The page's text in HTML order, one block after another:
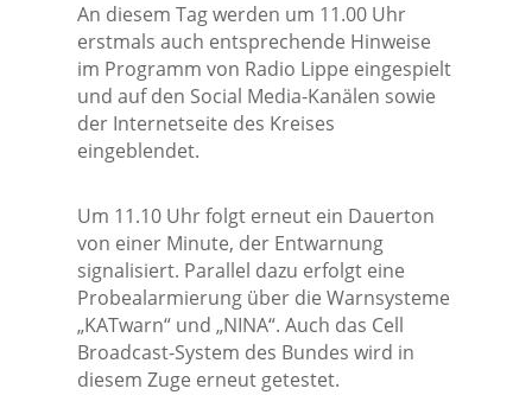
An diesem Tag werden um 11.00 Uhr
erstmals auch entsprechende Hinweise
im Programm von Radio Lippe eingespielt
und auf den Social Media-Kanälen sowie
der Internetseite des Kreises
eingeblendet.
Um 11.10 Uhr folgt erneut ein Dauerton
von einer Minute, der Entwarnung
signalisiert. Parallel dazu erfolgt eine
Probealarmierung über die Warnsysteme
„KATwarn“ und „NINA“. Auch das Cell
Broadcast-System des Bundes wird in
diesem Zuge erneut getestet.